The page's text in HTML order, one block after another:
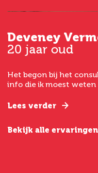
Deveney
20 jaar oud
Het begon bij het
info die ik moest weten
Lees verder
Bekijk alle ervaringen